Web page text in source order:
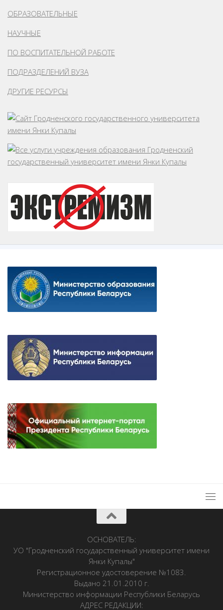
ОБРАЗОВАТЕЛЬНЫЕ
НАУЧНЫЕ
ПО ВОСПИТАТЕЛЬНОЙ РАБОТЕ
ПОДРАЗДЕЛЕНИЙ ВУЗА
ДРУГИЕ РЕСУРСЫ
ОСНОВАТЕЛЬ:
УО "Гродненский государственный университет имени
Янки Купалы"
Регистрационное удостоверение №1083.
Выдано 21.01.2010 г.
Министерство информации Республики Беларусь
АДРЕС РЕДАКЦИИ: